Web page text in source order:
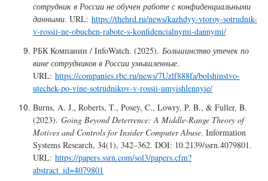
сотрудник в России не обучен работе с конфиденциальными
данными. URL: https://thehrd.ru/news/kazhdyy-vtoroy-sotrudnik-
v-rossii-ne-obuchen-rabote-s-konfidencialnymi-dannymi/
РБК Компании / InfoWatch. (2025). Большинство утечек по
вине сотрудников в России умышленные.
URL: https://companies.rbc.ru/news/7Uzlf888fa/bolshinstvo-
utechek-po-vine-sotrudnikov-v-rossii-umyishlennyie/
Burns, A. J., Roberts, T., Posey, C., Lowry, P. B., & Fuller, B.
(2023). Going Beyond Deterrence: A Middle-Range Theory of
Motives and Controls for Insider Computer Abuse. Information
Systems Research, 34(1), 342–362. DOI: 10.2139/ssrn.4079801.
URL: https://papers.ssrn.com/sol3/papers.cfm?
abstract_id=4079801